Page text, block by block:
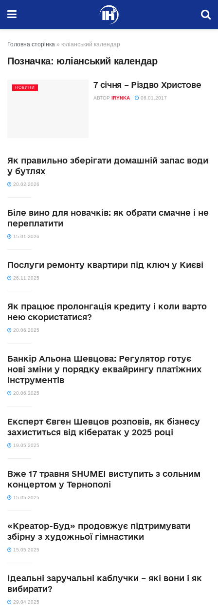
Головна сторінка » юліанський календар
Позначка: юліанський календар
НОВИНИ 7 січня – Різдво Христове
АВТОР IRYNKA 06.01.2017
Як правильно зберігати домашній запас води
у бутлях
20.02.2026
Біле вино для новачків: як обрати смачне і не
переплатити
15.01.2026
Послуги ремонту квартири під ключ у Києві
26.11.2025
Як працює пролонгація кредиту і коли варто
нею скористатися?
20.06.2025
Банкір Альона Шевцова: Регулятор готує
нові зміни у порядку еквайрингу платіжних
інструментів
20.06.2025
Експерт Євген Шевцов розповів, як бізнесу
захиститься від кібератак у 2025 році
19.05.2025
Вже 17 травня SHUMEI виступить з сольним
концертом у Тернополі
15.05.2025
«Креатор-Буд» продовжує підтримувати
збірну з художньої гімнастики
15.05.2025
Ідеальні заручальні каблучки – які вони і як
вибирати?
29.04.2025